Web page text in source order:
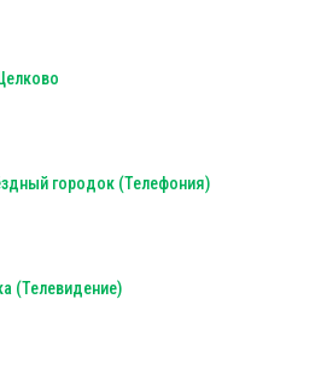
городок (Телефония)
(Телевидение)